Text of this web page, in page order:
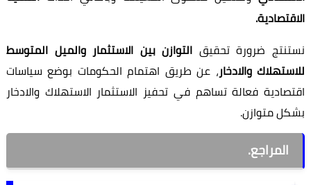
الاقتصادية.
نستنتج ضرورة تحقيق التوازن بين الاستثمار والميل المتوسط
للاستهلاك والادخار، عن طريق اهتمام الحكومات بوضع سياسات
اقتصادية فعالة تساهم في تحفيز الاستثمار الاستهلاك والادخار
بشكل متوازن.
المراجع.